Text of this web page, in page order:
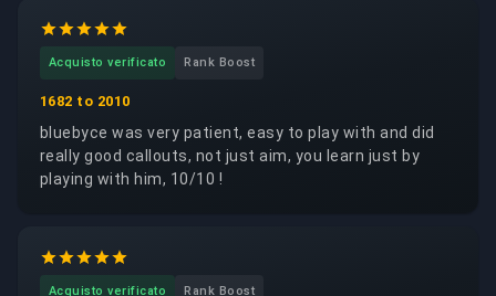
Acquisto verificato Rank Boost
1682 to 2010
bluebyce was very patient, easy to play with and did
really good callouts, not just aim, you learn just by
playing with him, 10/10 !
Acquisto verificato Rank Boost